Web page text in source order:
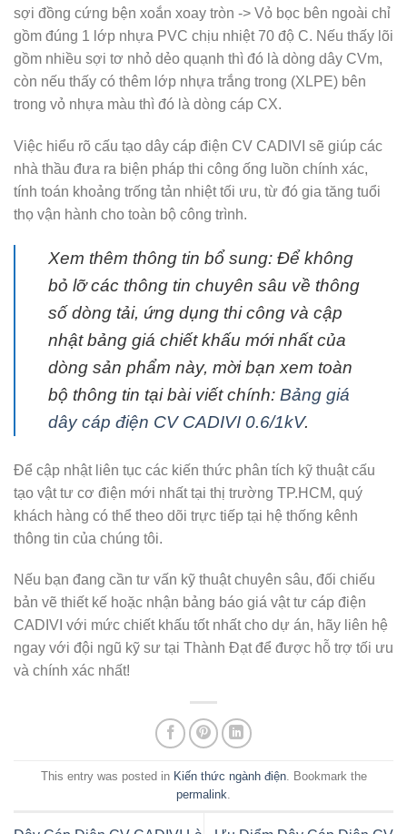
sợi đồng cứng bện xoắn xoay tròn -> Vỏ bọc bên ngoài chỉ
gồm đúng 1 lớp nhựa PVC chịu nhiệt 70 độ C. Nếu thấy lõi
gồm nhiều sợi tơ nhỏ dẻo quạnh thì đó là dòng dây CVm,
còn nếu thấy có thêm lớp nhựa trắng trong (XLPE) bên
trong vỏ nhựa màu thì đó là dòng cáp CX.
Việc hiểu rõ cấu tạo dây cáp điện CV CADIVI sẽ giúp các
nhà thầu đưa ra biện pháp thi công ống luồn chính xác,
tính toán khoảng trống tản nhiệt tối ưu, từ đó gia tăng tuổi
thọ vận hành cho toàn bộ công trình.
Xem thêm thông tin bổ sung: Để không
bỏ lỡ các thông tin chuyên sâu về thông
số dòng tải, ứng dụng thi công và cập
nhật bảng giá chiết khấu mới nhất của
dòng sản phẩm này, mời bạn xem toàn
bộ thông tin tại bài viết chính: Bảng giá
dây cáp điện CV CADIVI 0.6/1kV.
Để cập nhật liên tục các kiến thức phân tích kỹ thuật cấu
tạo vật tư cơ điện mới nhất tại thị trường TP.HCM, quý
khách hàng có thể theo dõi trực tiếp tại hệ thống kênh
thông tin của chúng tôi.
Nếu bạn đang cần tư vấn kỹ thuật chuyên sâu, đối chiếu
bản vẽ thiết kế hoặc nhận bảng báo giá vật tư cáp điện
CADIVI với mức chiết khấu tốt nhất cho dự án, hãy liên hệ
ngay với đội ngũ kỹ sư tại Thành Đạtđể được hỗ trợ tối ưu
và chính xác nhất!
This entry was posted in Kiến thức ngành điện. Bookmark the
permalink